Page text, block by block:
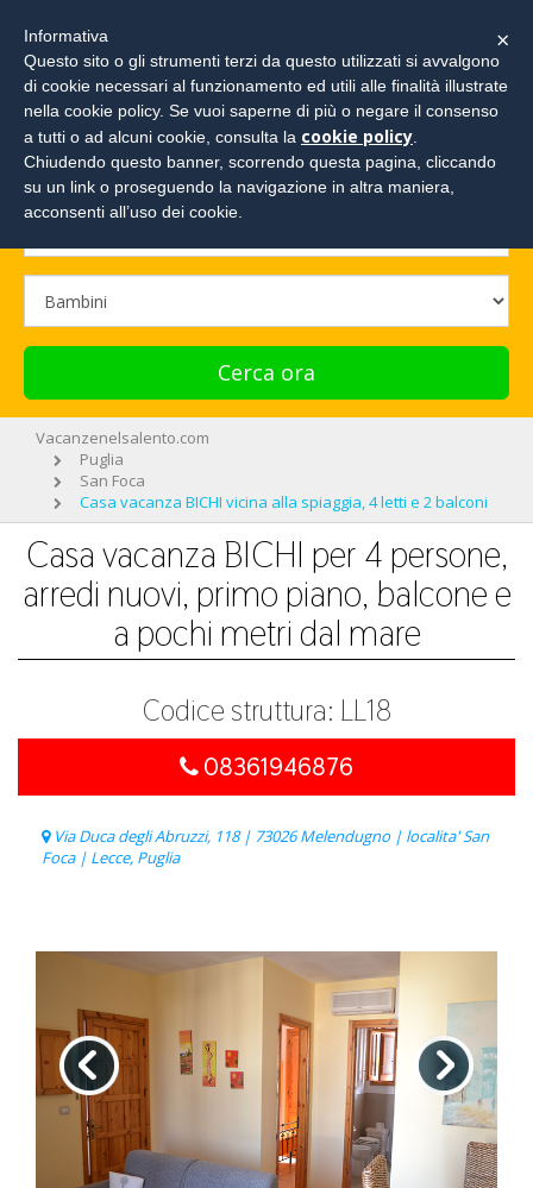
Cerca la tua vacanza e richiedi un preventivo!
Cerca ora
Vacanzenelsalento.com
Puglia
San Foca
Casa vacanza BICHI vicina alla spiaggia, 4 letti e 2 balconi
Casa vacanza BICHI per 4 persone,
arredi nuovi, primo piano, balcone e
a pochi metri dal mare
Codice struttura: LL18
08361946876
Via Duca degli Abruzzi, 118 | 73026 Melendugno | localita' San
Foca | Lecce, Puglia
×
Informativa
Questo sito o gli strumenti terzi da questo utilizzati si avvalgono
di cookie necessari al funzionamento ed utili alle finalità illustrate
nella cookie policy. Se vuoi saperne di più o negare il consenso
a tutti o ad alcuni cookie, consulta la cookie policy
Chiudendo questo banner, scorrendo questa pagina, cliccando
su un link o proseguendo la navigazione in altra maniera,
acconsenti all’uso dei cookie.